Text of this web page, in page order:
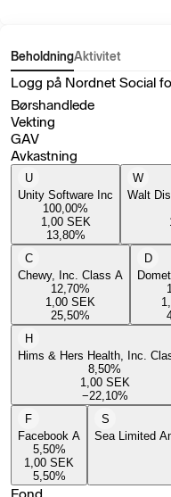
BeholdningAktivitet
Logg på Nordnet Social
Børshandlede
Vekting
GAV
Avkastning
U
Unity Software Inc
100,00%
1,00 SEK
13,80%
W
Walt
C
Chewy, Inc. Class A
12,70%
1,00 SEK
25,50%
D
H
Hims & Hers Health, Inc.
8,50%
1,00 SEK
−22,10%
F
Facebook A
5,50%
1,00 SEK
5,50%
S
Sea Limited